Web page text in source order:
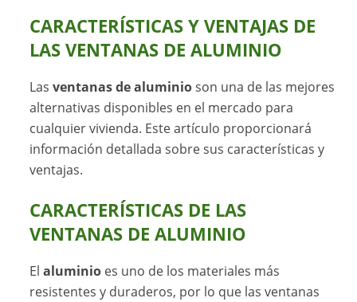
CARACTERÍSTICAS Y VENTAJAS DE
LAS VENTANAS DE ALUMINIO
Lasventanas de aluminioson una de las mejores
alternativas disponibles en el mercado para
cualquier vivienda. Este artículo proporcionará
información detallada sobre sus características y
ventajas.
CARACTERÍSTICAS DE LAS
VENTANAS DE ALUMINIO
Elaluminio es uno de los materiales más
resistentes y duraderos, por lo que las ventanas